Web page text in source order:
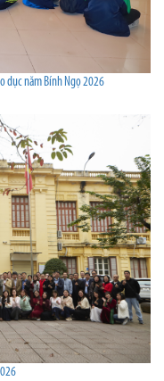
dục năm Bính Ngọ 2026